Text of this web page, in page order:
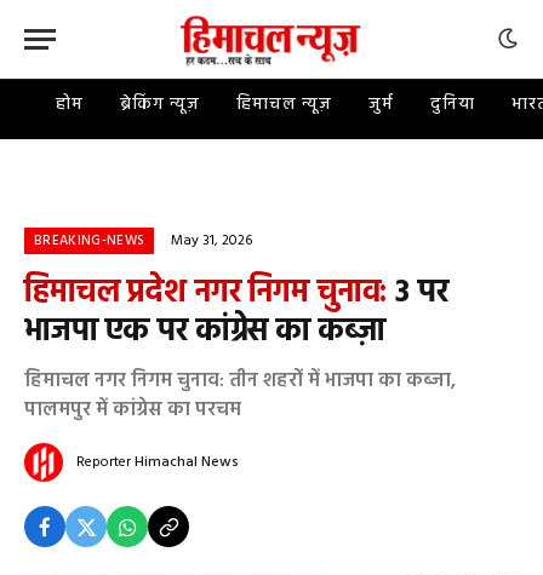
होम ब्रेकिंग न्यूज़ हिमाचल न्यूज़ जुर्म दुनिया
BREAKING-NEWS May 31, 2026
हिमाचल प्रदेश नगर निगम चुनाव:3 पर
भाजपा एक पर कांग्रेस का कब्ज़ा
हिमाचल नगर निगम चुनाव: तीन शहरों में भाजपा का कब्जा,
पालमपुर में कांग्रेस का परचम
ReporterHimachal News